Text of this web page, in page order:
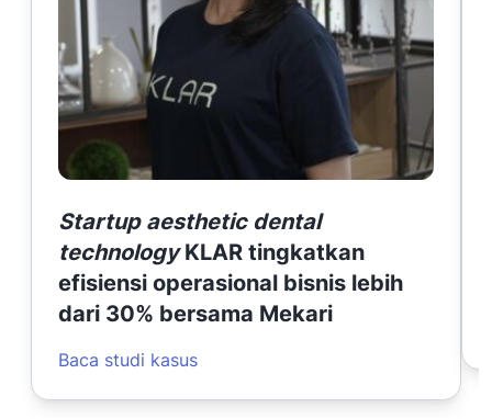
Startup aesthetic dental
technologyKLAR tingkatkan
efisiensi operasional bisnis lebih
dari 30% bersama Mekari
Baca studi kasus